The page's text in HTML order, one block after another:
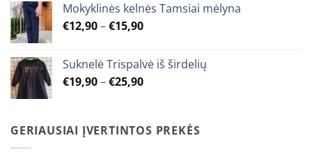
through
€23,90
Mokyklinės kelnės Tamsiai mėlyna
€12,90–€15,90Price
through
€15,90
Suknelė Trispalvė iš širdelių
€19,90–€25,90Price
through
€25,90
GERIAUSIAI ĮVERTINTOS PREKĖS